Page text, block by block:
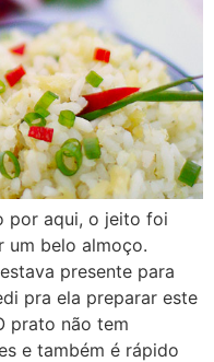
por aqui, o jeito foi
um belo almoço.
presente para
pra ela preparar este
prato não tem
e também é rápido